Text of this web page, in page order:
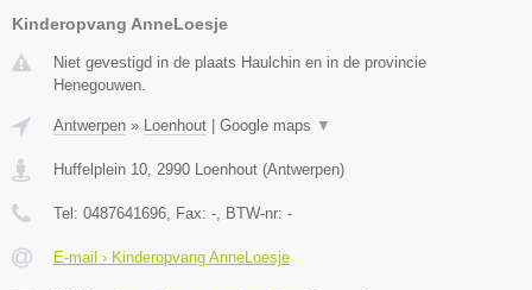
Kinderopvang AnneLoesje
Niet gevestigd in de plaats Haulchin en in de provincie
Henegouwen.
Antwerpen » Loenhout | Google maps ▼
Huffelplein 10 2990 Loenhout (Antwerpen)
Tel: 0487641696 , Fax: - , BTW-nr: -
E-mail › Kinderopvang AnneLoesje